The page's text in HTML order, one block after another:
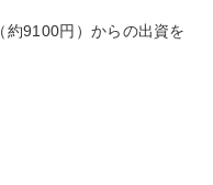
約9100円）からの出資を